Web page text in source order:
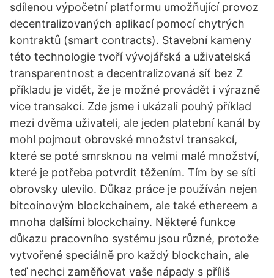
sdílenou výpočetní platformu umožňující provoz
decentralizovaných aplikací pomocí chytrých
kontraktů (smart contracts). Stavební kameny
této technologie tvoří vývojářská a uživatelská
transparentnost a decentralizovaná síť bez Z
příkladu je vidět, že je možné provádět i výrazně
více transakcí. Zde jsme i ukázali pouhý příklad
mezi dvěma uživateli, ale jeden platební kanál by
mohl pojmout obrovské množství transakcí,
které se poté smrsknou na velmi malé množství,
které je potřeba potvrdit těžením. Tím by se síti
obrovsky ulevilo. Důkaz práce je používán nejen
bitcoinovým blockchainem, ale také ethereem a
mnoha dalšími blockchainy. Některé funkce
důkazu pracovního systému jsou různé, protože
vytvořené speciálně pro každý blockchain, ale
teď nechci zaměňovat vaše nápady s příliš